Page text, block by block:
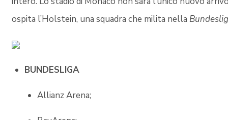
ospita l’Holstein, una squadra che milita nella
BUNDESLIGA
Allianz Arena;